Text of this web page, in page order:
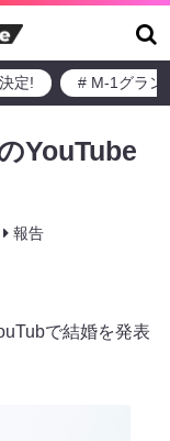
定! # M-1グラン
YouTube
報告
で結婚を発表